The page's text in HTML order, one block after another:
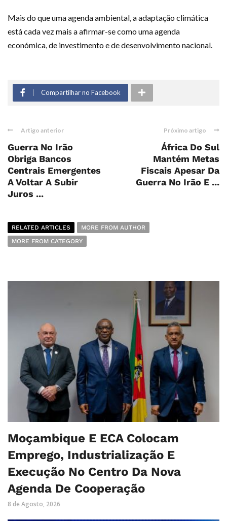
Mais do que uma agenda ambiental, a adaptação climática
está cada vez mais a afirmar-se como uma agenda
económica, de investimento e de desenvolvimento nacional.
Compartilhar no Facebook
Artigo anterior
Guerra No Irão
Obriga Bancos
Centrais Emergentes
A Voltar A Subir
Juros ...
Próximo artigo
África Do Sul
Mantém Metas
Fiscais Apesar Da
Guerra No Irão E ...
RELATED ARTICLES
MORE FROM AUTHOR
MORE FROM CATEGORY
Moçambique E ECA Colocam
Emprego, Industrialização E
Execução No Centro Da Nova
Agenda De Cooperação
8 de Agosto, 2026